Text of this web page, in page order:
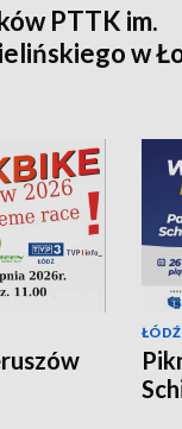
PTTK im.
w
ŁÓDŹ